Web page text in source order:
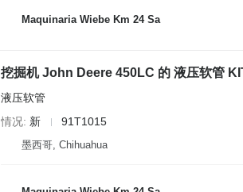
Maquinaria Wiebe Km 24 Sa
液压软管
情况 新 91T1015
墨西哥, Chihuahua